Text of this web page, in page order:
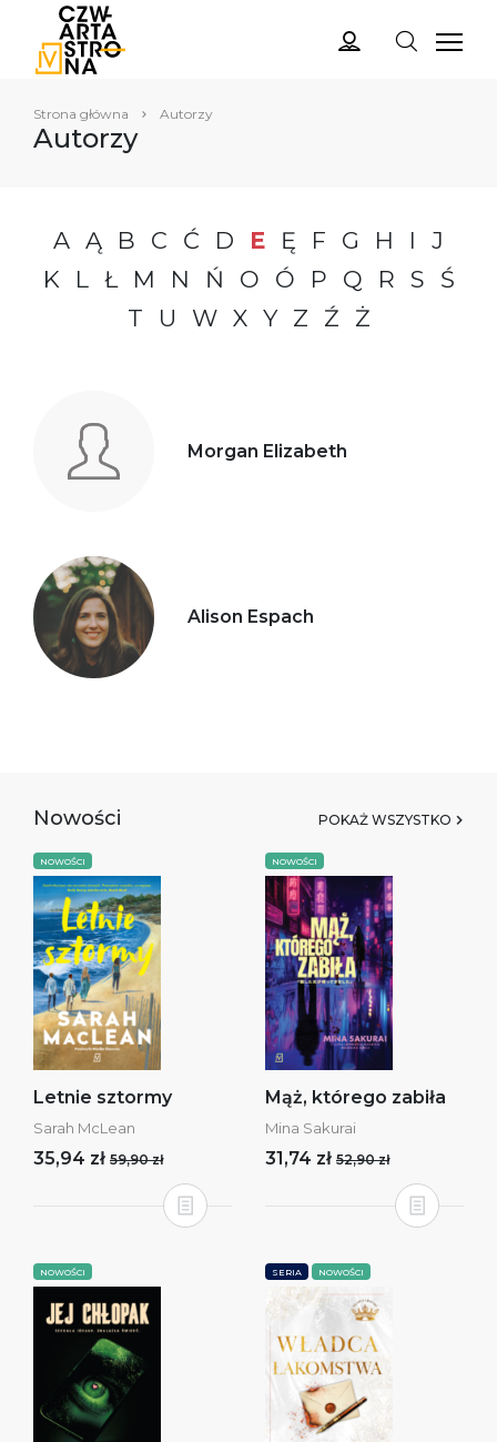
Strona główna Autorzy
Autorzy
A Ą B C Ć D E Ę F G H I
J
K
L Ł M N Ń O Ó P Q R S
Ś
T
U W X Y Z Ź Ż
Morgan Elizabeth
Alison Espach
Nowości POKAŻ WSZYSTKO
NOWOŚCI
Letnie sztormy
Sarah McLean
35,94 zł 59,90 zł
NOWOŚCI
Mąż, którego zabiła
Mina Sakurai
31,74 zł 52,90 zł
NOWOŚCI SERIA NOWOŚCI